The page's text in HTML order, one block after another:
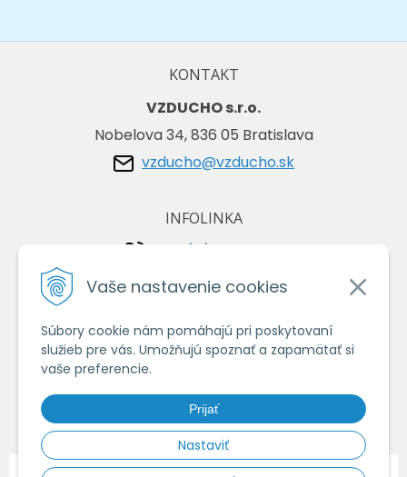
Vaše nastavenie cookies
Súbory cookie nám pomáhajú pri poskytovaní
služieb pre vás. Umožňujú spoznať a zapamätať si
vaše preferencie.
Prijať
Nastaviť
KONTAKT
VZDUCHO s.r.o.
Nobelova 34, 836 05 Bratislava
vzducho@vzducho.sk
INFOLINKA
+421/2/4464 0134
+421/903 729 042
VŠETKO O NÁKUPE
Obchodné podmienky
Ochrana osobných údajov
Ako nakupovať